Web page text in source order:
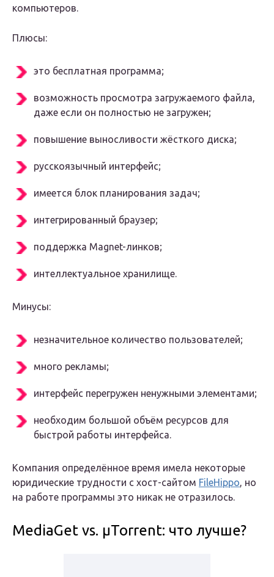
компьютеров.
Плюсы:
это бесплатная программа;
возможность просмотра загружаемого файла,
даже если он полностью не загружен;
повышение выносливости жёсткого диска;
русскоязычный интерфейс;
имеется блок планирования задач;
интегрированный браузер;
поддержка Magnet-линков;
интеллектуальное хранилище.
Минусы:
незначительное количество пользователей;
много рекламы;
интерфейс перегружен ненужными элементами;
необходим большой объём ресурсов для
быстрой работы интерфейса.
Компания определённое время имела некоторые
юридические трудности с хост-сайтом FileHippo, но
на работе программы это никак не отразилось.
MediaGet vs. μTorrent: что лучше?